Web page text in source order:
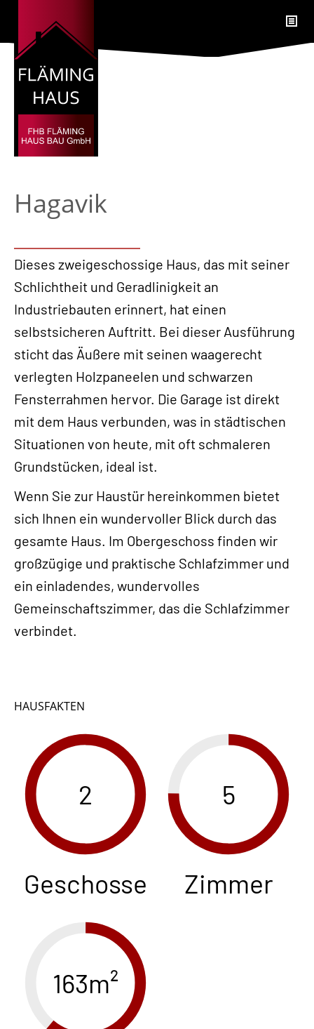
Hagavik
Dieses zweigeschossige Haus, das mit seiner
Schlichtheit und Geradlinigkeit an
Industriebauten erinnert, hat einen
selbstsicheren Auftritt. Bei dieser Ausführung
sticht das Äußere mit seinen waagerecht
verlegten Holzpaneelen und schwarzen
Fensterrahmen hervor. Die Garage ist direkt
mit dem Haus verbunden, was in städtischen
Situationen von heute, mit oft schmaleren
Grundstücken, ideal ist.
Wenn Sie zur Haustür hereinkommen bietet
sich Ihnen ein wundervoller Blick durch das
gesamte Haus. Im Obergeschoss finden wir
großzügige und praktische Schlafzimmer und
ein einladendes, wundervolles
Gemeinschaftszimmer, das die Schlafzimmer
verbindet.
HAUSFAKTEN
2
Geschosse
5
Zimmer
163m²